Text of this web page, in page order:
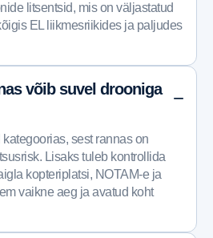
litsentsid, mis on väljastatud
EL liikmesriikides ja paljudes
võib suvel drooniga
sest rannas on
Lisaks tuleb kontrollida
kopteriplatsi, NOTAM-e ja
vaikne aeg ja avatud koht